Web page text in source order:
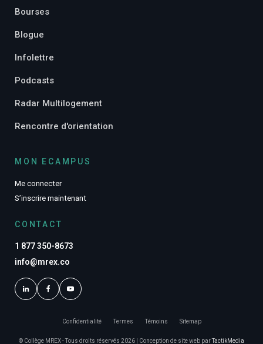
Bourses
Blogue
Infolettre
Podcasts
Radar Multilogement
Rencontre d'orientation
MON ECAMPUS
Me connecter
S’inscrire maintenant
CONTACT
1 877 350-8673
info@mrex.co
© Collège MREX - Tous droits réservés 2026 | Conception de site web parTactikMedia
Confidentialité Termes Témoins Sitemap